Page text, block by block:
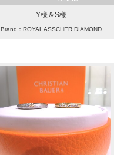
Y様＆S様
Brand：ROYAL ASSCHER DIAMOND